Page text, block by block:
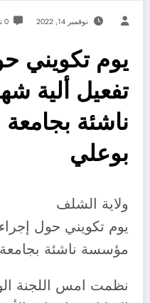
نوفمبر 14, 2022 0 تعليقات
يوم تكويني
تفعيل ألية
ناشئة
بوعلي
ولاية الشلف
يوم تكويني حول
مؤسسة ناشئة
نظمت امس اللجنة